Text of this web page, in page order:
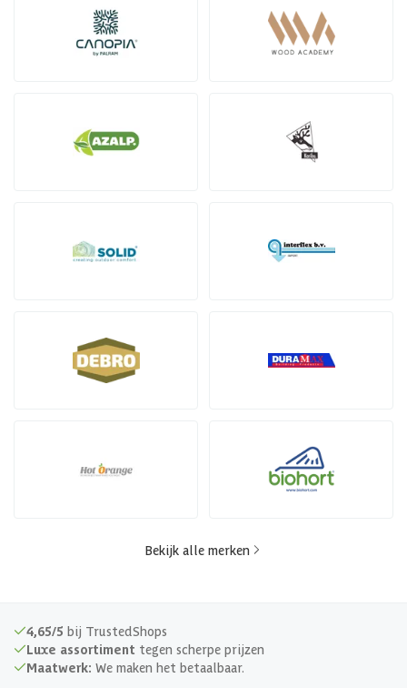
Bekijk alle merken
4,65/5 bij TrustedShops
Luxe assortiment tegen scherpe prijzen
Maatwerk: We maken het betaalbaar.